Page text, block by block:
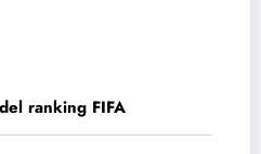
ranking FIFA